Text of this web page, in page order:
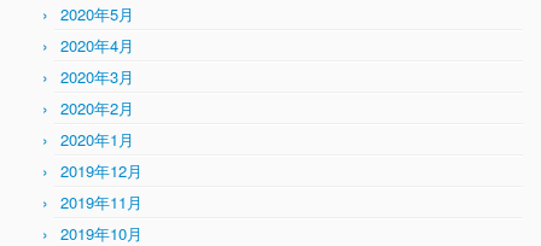
2020年5月
2020年4月
2020年3月
2020年2月
2020年1月
2019年12月
2019年11月
2019年10月